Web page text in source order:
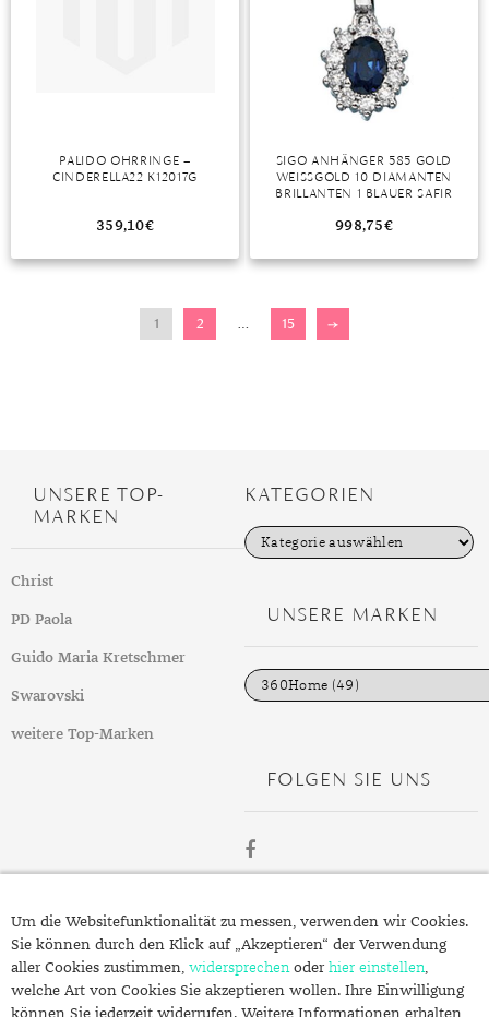
PALIDO OHRRINGE –
CINDERELLA22 K12017G
359,10€
SIGO ANHÄNGER 585 GOLD
WEISSGOLD 10 DIAMANTEN B
RILLANTEN 1 BLAUER SAFIR G
998,75€
1 2 … 15 →
UNSERE TOP-
MARKEN
Christ
PD Paola
Guido Maria Kretschmer
Swarovski
weitere Top-Marken
KATEGORIEN
K
a
e
n
UNSERE MARKEN
FOLGEN SIE UNS
SCHMUCK.DE
Fragen zu Ihrer Bestellung?
Um die Websitefunktionalität zu messen, verwenden wir Cookies.
Sie können durch den Klick auf „Akzeptieren“ der Verwendung
aller Cookies zustimmen, widersprechenoder hier einstellen,
welche Art von Cookies Sie akzeptieren wollen. Ihre Einwilligung
können Sie jederzeit widerrufen. Weitere Informationen erhalten